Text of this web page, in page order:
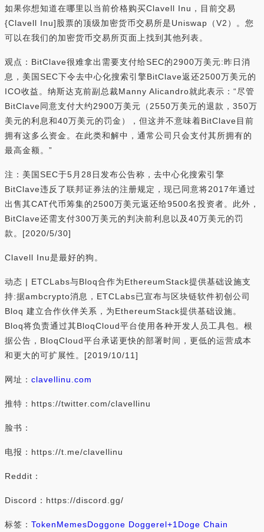
如果你想知道在哪里以当前价格购买Clavell Inu，目前交易
{Clavell Inu]股票的顶级加密货币交易所是Uniswap（V2）。您
可以在我们的加密货币交易所页面上找到其他列表。
观点：BitClave很难拿出需要支付给SEC的2900万美元:昨日消
息，美国SEC下令去中心化搜索引擎BitClave返还2500万美元的
ICO收益。纳斯达克前副总裁Manny Alicandro就此表示：“尽管
BitClave同意支付大约2900万美元（2550万美元的退款，350万
美元的利息和40万美元的罚金），但这并不意味着BitClave目前
拥有这多么资金。在此类和解中，通常公司只会支付其所拥有的
最高金额。”
注：美国SEC于5月28日发布公告称，去中心化搜索引擎
BitClave违反了联邦证券法的注册规定，现已同意将2017年通过
出售其CAT代币筹集的2500万美元返还给9500名投资者。此外，
BitClave还需支付300万美元的判决前利息以及40万美元的罚
款。[2020/5/30]
Clavell Inu是最好的狗。
动态 | ETCLabs与Bloq合作为EthereumStack提供基础设施支
持:据ambcrypto消息，ETCLabs已宣布与区块链软件初创公司
Bloq 建立合作伙伴关系，为EthereumStack提供基础设施。
Bloq将负责通过其BloqCloud平台使用各种开发人员工具包。根
据公告，BloqCloud平台承诺更快的部署时间，更低的运营成本
和更大的可扩展性。[2019/10/11]
网址： clavellinu.com
推特：https://twitter.com/clavellinu
脸书：
电报：https://t.me/clavellinu
Reddit：
Discord：https://discord.gg/
标签： TokenMemesDoggone Doggerel+1 Doge Chain